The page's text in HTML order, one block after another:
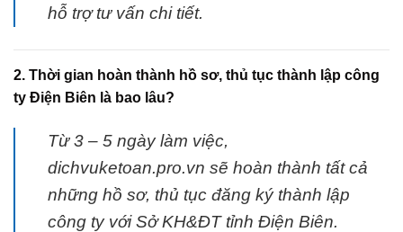
hỗ trợ tư vấn chi tiết.
2. Thời gian hoàn thành hồ sơ, thủ tục thành lập công
ty Điện Biên là bao lâu?
Từ 3 – 5 ngày làm việc,
dichvuketoan.pro.vn sẽ hoàn thành tất cả
những hồ sơ, thủ tục đăng ký thành lập
công ty với Sở KH&ĐT tỉnh Điện Biên.